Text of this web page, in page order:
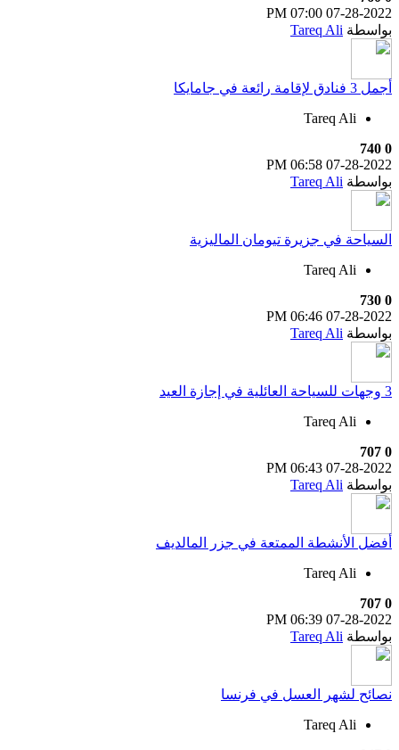
07-28-2022
07:00 PM
بواسطة Tareq Ali
أجمل 3 فنادق لإقامة رائعة في جامايكا
Tareq Ali
0
740
07-28-2022
06:58 PM
بواسطة Tareq Ali
السياحة في جزيرة تيومان الماليزية
Tareq Ali
0
730
07-28-2022
06:46 PM
بواسطة Tareq Ali
3 وجهات للسياحة العائلية في إجازة العيد
Tareq Ali
0
707
07-28-2022
06:43 PM
بواسطة Tareq Ali
أفضل الأنشطة الممتعة في جزر المالديف
Tareq Ali
0
707
07-28-2022
06:39 PM
بواسطة Tareq Ali
نصائح لشهر العسل في فرنسا
Tareq Ali